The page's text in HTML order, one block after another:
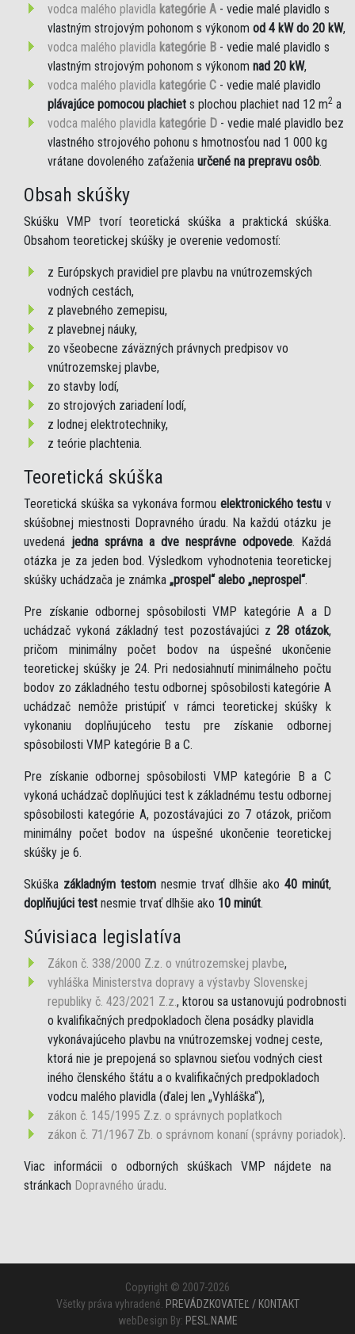
vodca malého plavidla kategórie A - vedie malé plavidlo s
vlastným strojovým pohonom s výkonom od 4 kW do 20 kW,
vodca malého plavidla kategórie B - vedie malé plavidlo s
vlastným strojovým pohonom s výkonom nad 20 kW,
vodca malého plavidla kategórie C - vedie malé plavidlo
plávajúce pomocou plachiet s plochou plachiet nad 12 m2 a
vodca malého plavidla kategórie D - vedie malé plavidlo bez
vlastného strojového pohonu s hmotnosťou nad 1 000 kg
vrátane dovoleného zaťaženia určené na prepravu osôb.
Obsah skúšky
Skúšku VMP tvorí teoretická skúška a praktická skúška.
Obsahom teoretickej skúšky je overenie vedomostí:
z Európskych pravidiel pre plavbu na vnútrozemských
vodných cestách,
z plavebného zemepisu,
z plavebnej náuky,
zo všeobecne záväzných právnych predpisov vo
vnútrozemskej plavbe,
zo stavby lodí,
zo strojových zariadení lodí,
z lodnej elektrotechniky,
z teórie plachtenia.
Teoretická skúška
Teoretická skúška sa vykonáva formou elektronického testu v
skúšobnej miestnosti Dopravného úradu. Na každú otázku je
uvedená jedna správna a dve nesprávne odpovede. Každá
otázka je za jeden bod. Výsledkom vyhodnotenia teoretickej
skúšky uchádzača je známka „prospel“ alebo „neprospel“.
Pre získanie odbornej spôsobilosti VMP kategórie A a D
uchádzač vykoná základný test pozostávajúci z 28 otázok,
pričom minimálny počet bodov na úspešné ukončenie
teoretickej skúšky je 24. Pri nedosiahnutí minimálneho počtu
bodov zo základného testu odbornej spôsobilosti kategórie A
uchádzač nemôže pristúpiť v rámci teoretickej skúšky k
vykonaniu doplňujúceho testu pre získanie odbornej
spôsobilosti VMP kategórie B a C.
Pre získanie odbornej spôsobilosti VMP kategórie B a C
vykoná uchádzač doplňujúci test k základnému testu odbornej
spôsobilosti kategórie A, pozostávajúci zo 7 otázok, pričom
minimálny počet bodov na úspešné ukončenie teoretickej
skúšky je 6.
Skúška základným testom nesmie trvať dlhšie ako 40 minút,
doplňujúci test nesmie trvať dlhšie ako 10 minút.
Súvisiaca legislatíva
Zákon č. 338/2000 Z.z. o vnútrozemskej plavbe,
vyhláška Ministerstva dopravy a výstavby Slovenskej
republiky č. 423/2021 Z.z., ktorou sa ustanovujú podrobnosti
o kvalifikačných predpokladoch člena posádky plavidla
vykonávajúceho plavbu na vnútrozemskej vodnej ceste,
ktorá nie je prepojená so splavnou sieťou vodných ciest
iného členského štátu a o kvalifikačných predpokladoch
vodcu malého plavidla (ďalej len „Vyhláška“),
zákon č. 145/1995 Z.z. o správnych poplatkoch
zákon č. 71/1967 Zb. o správnom konaní (správny poriadok).
Viac informácii o odborných skúškach VMP nájdete na
stránkach Dopravného úradu.
Copyright © 2007-2026
Všetky práva vyhradené. PREVÁDZKOVATEĽ / KONTAKT
webDesign By: PESL.NAME